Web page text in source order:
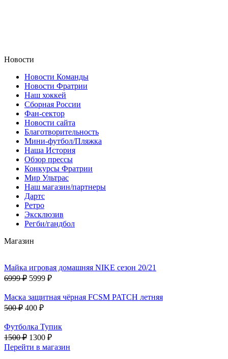
Новости
Новости Команды
Новости Фратрии
Наш хоккей
Сборная России
Фан-cектор
Новости сайта
Благотворительность
Мини-футбол/Пляжка
Наша История
Обзор прессы
Конкурсы Фратрии
Мир Ультрас
Наш магазин/партнеры
Дартс
Ретро
Эксклюзив
Регби/гандбол
Магазин
Майка игровая домашняя NIKE сезон 20/21
6999 ₽ 5999 ₽
Маска защитная чёрная FCSM PATCH летняя
500 ₽ 400 ₽
Футболка Тупик
1500 ₽ 1300 ₽
Перейти в магазин